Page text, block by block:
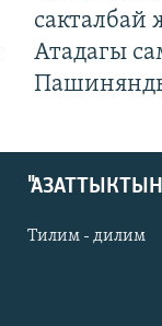
сакталбай
Атадагы
Тилим - дилим